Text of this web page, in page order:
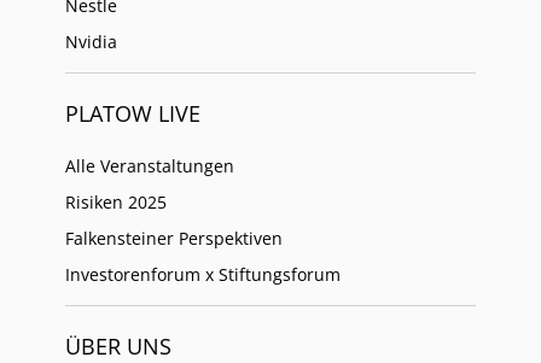
Nestle
Nvidia
PLATOW LIVE
Alle Veranstaltungen
Risiken 2025
Falkensteiner Perspektiven
Investorenforum x Stiftungsforum
ÜBER UNS